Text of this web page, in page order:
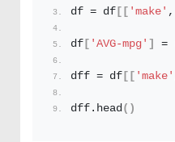
df = df [[ 'make' ,
df [ 'AVG-mpg' ] =
dff = df [[ 'make'
dff. head ()